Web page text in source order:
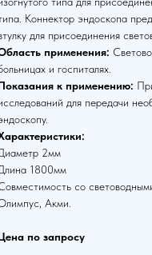
Коннектор эндоскопа
для присоединения
применения:
и госпиталях.
к применению:
для передачи
2мм
1800мм
со
Акми.
по запросу